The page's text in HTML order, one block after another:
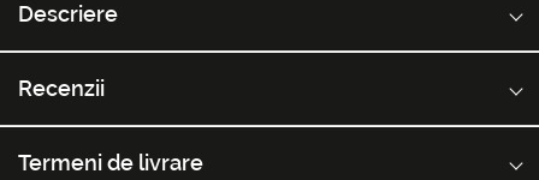
Descriere
Recenzii
Termeni de livrare